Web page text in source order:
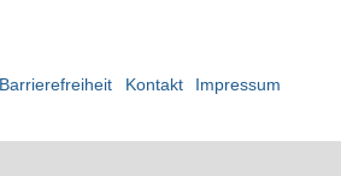
Barrierefreiheit Kontakt Impressum